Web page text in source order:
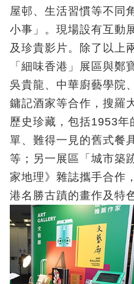
屋邨、生活習慣等不同
小事」。現場設有互動
及珍貴影片。除了以上
「細味香港」展區與鄭
吳貴龍、中華廚藝學院
鏞記酒家等合作，搜羅
歷史珍藏，包括1953年
單、難得一見的舊式餐
等；另一展區「城市築
家地理》雜誌攜手合作
港名勝古蹟的畫作及特